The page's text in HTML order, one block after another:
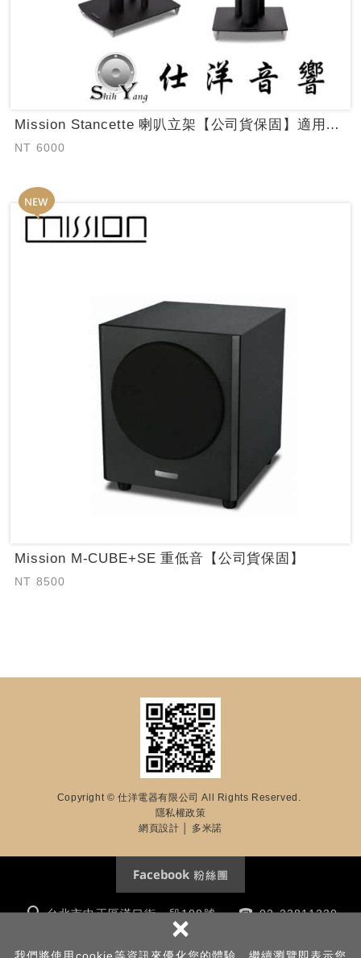
×
Mission Stancette 喇叭立架【公司貨保固】適用LX-1/LX-2...
NT 6000
Mission M-CUBE+SE 重低音【公司貨保固】
NT 8500
Copyright © 仕洋電器有限公司 All Rights Reserved.
隱私權政策
網頁設計 │ 多米諾
台北市中正區漢口街一段108號
02-23811230
m8117kk@yahoo.com.tw